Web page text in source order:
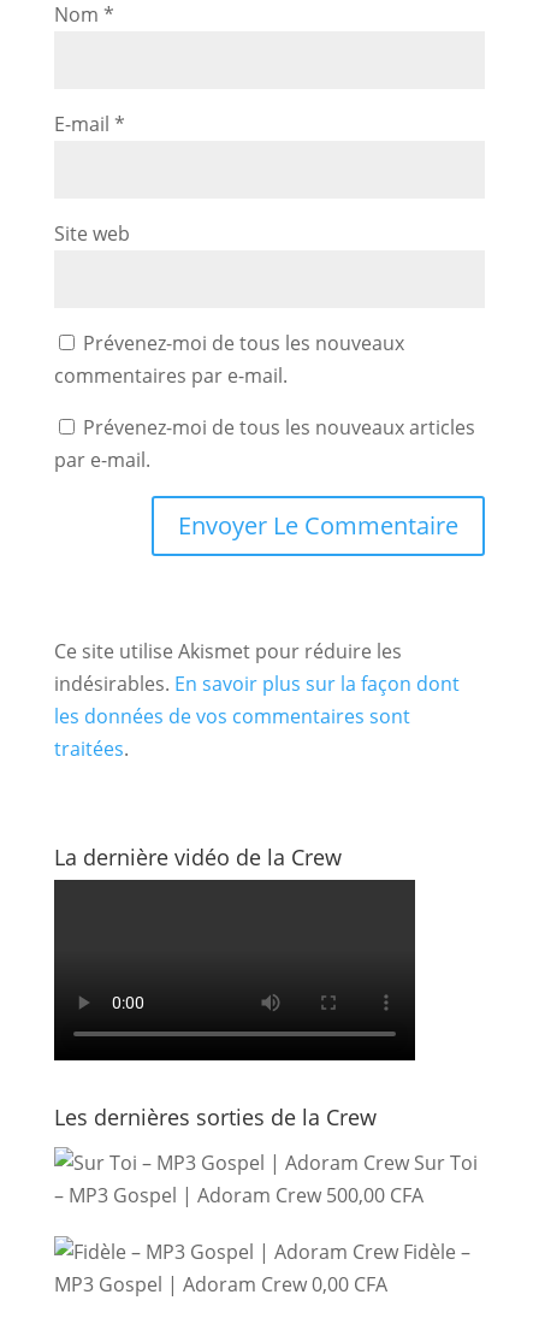
Nom *
E-mail *
Site web
Prévenez-moi de tous les nouveaux
commentaires par e-mail.
Prévenez-moi de tous les nouveaux articles
par e-mail.
Ce site utilise Akismet pour réduire les
indésirables. En savoir plus sur la façon dont
les données de vos commentaires sont
traitées.
La dernière vidéo de la Crew
Les dernières sorties de la Crew
Sur Toi
– MP3 Gospel | Adoram Crew 500,00 CFA
Fidèle –
MP3 Gospel | Adoram Crew0,00 CFA